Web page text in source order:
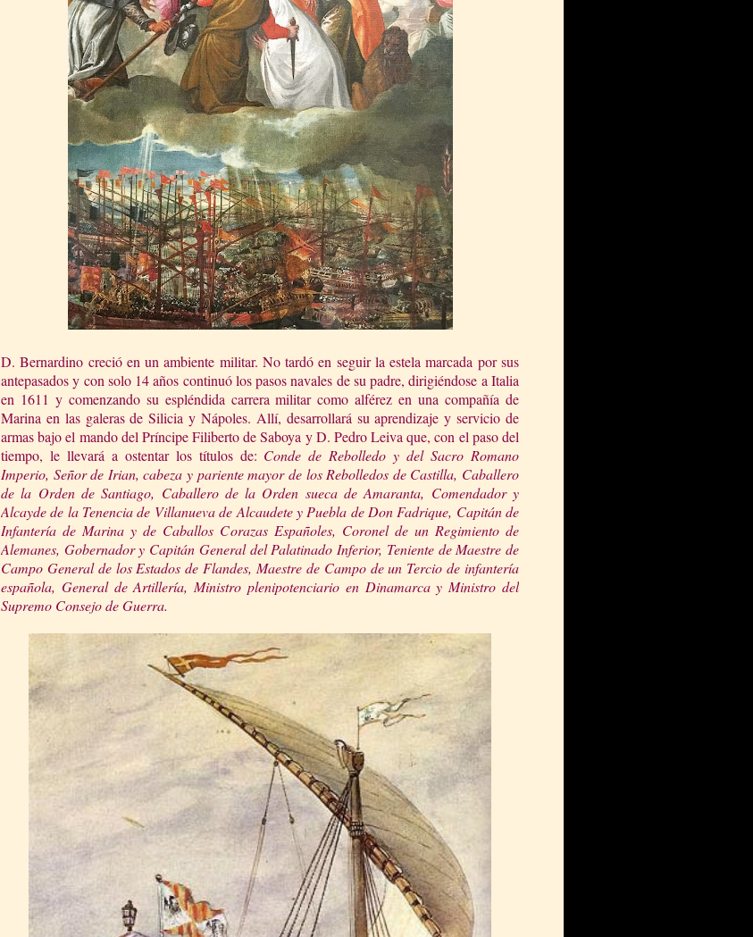
D. Bernardino creció en un ambiente militar. No tardó en seguir la estela marcada por sus
antepasados y con solo 14 años continuó los pasos navales de su padre, dirigiéndose a Italia
en 1611 y comenzando su espléndida carrera militar como alférez en una compañía de
Marina en las galeras de Silicia y Nápoles. Allí, desarrollará su aprendizaje y servicio de
armas bajo el mando del Príncipe Filiberto de Saboya y D. Pedro Leiva que, con el paso del
tiempo, le llevará a ostentar los títulos de: Conde de Rebolledo y del Sacro Romano
Imperio, Señor de Irian, cabeza y pariente mayor de los Rebolledos de Castilla, Caballero
de la Orden de Santiago, Caballero de la Orden sueca de Amaranta, Comendador y
Alcayde de la Tenencia de Villanueva de Alcaudete y Puebla de Don Fadrique, Capitán de
Infantería de Marina y de Caballos Corazas Españoles, Coronel de un Regimiento de
Alemanes, Gobernador y Capitán General del Palatinado Inferior, Teniente de Maestre de
Campo General de los Estados de Flandes, Maestre de Campo de un Tercio de infantería
española, General de Artillería, Ministro plenipotenciario en Dinamarca y Ministro del
Supremo Consejo de Guerra.